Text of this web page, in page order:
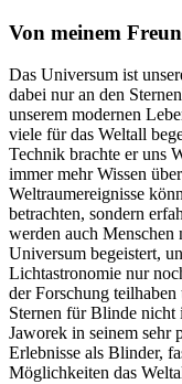
Von meinem
Das Universum ist
dabei nur an den
unserem modernen
viele für das Weltall
Technik brachte er uns
immer mehr Wissen
Weltraumereignisse
betrachten, sondern
werden auch Menschen
Universum begeistert,
Lichtastronomie nur
der Forschung
Sternen für Blinde nicht
Jaworek in seinem sehr
Erlebnisse als Blinder,
Möglichkeiten das